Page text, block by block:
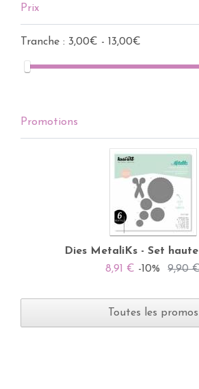
Prix
Tranche : 3,00€ - 13,00€
Promotions
Dies MetaliKs - Set
8,91 € -10% 9,90
Toutes les promos